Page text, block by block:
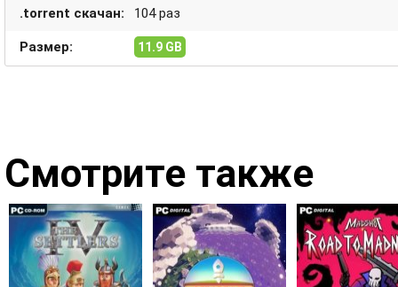
.torrent скачан: 104 раз
Размер: 11.9 GB
Смотрите также